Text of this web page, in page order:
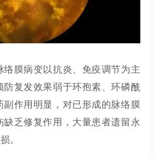
络膜病变以抗炎、免疫调节为主
防复发效果弱于环孢素、环磷酰
副作用明显，对已形成的脉络膜
乏修复作用，大量患者遗留永
。